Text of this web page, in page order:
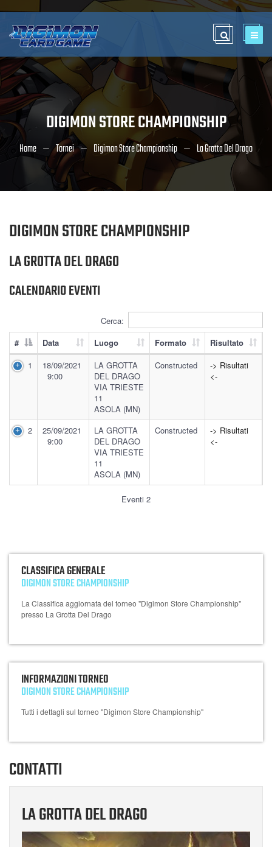
DIGIMON STORE CHAMPIONSHIP
Home Tornei Digimon Store Championship La Grotta Del Drago
DIGIMON STORE CHAMPIONSHIP
LA GROTTA DEL DRAGO
CALENDARIO EVENTI
Cerca:
#
Data Luogo Formato
Risultato
1
18/09/2021
9:00
LA GROTTA
DEL DRAGO
VIA TRIESTE
11
ASOLA (MN)
Constructed
-> Risultati
<-
2
25/09/2021
9:00
LA GROTTA
DEL DRAGO
VIA TRIESTE
11
ASOLA (MN)
Constructed
-> Risultati
<-
Eventi 2
CLASSIFICA GENERALE
DIGIMON STORE CHAMPIONSHIP
La Classifica aggiornata del torneo "Digimon Store Championship"
presso La Grotta Del Drago
INFORMAZIONI TORNEO
DIGIMON STORE CHAMPIONSHIP
Tutti i dettagli sul torneo "Digimon Store Championship"
CONTATTI
LA GROTTA DEL DRAGO